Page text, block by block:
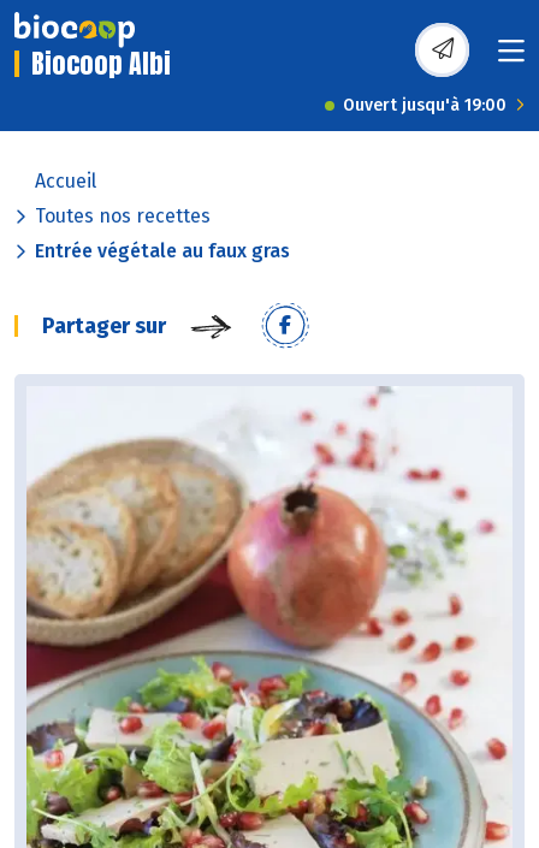
Biocoop Albi
Ouvert jusqu'à 19:00
Accueil
Toutes nos recettes
Entrée végétale au faux gras
Partager sur